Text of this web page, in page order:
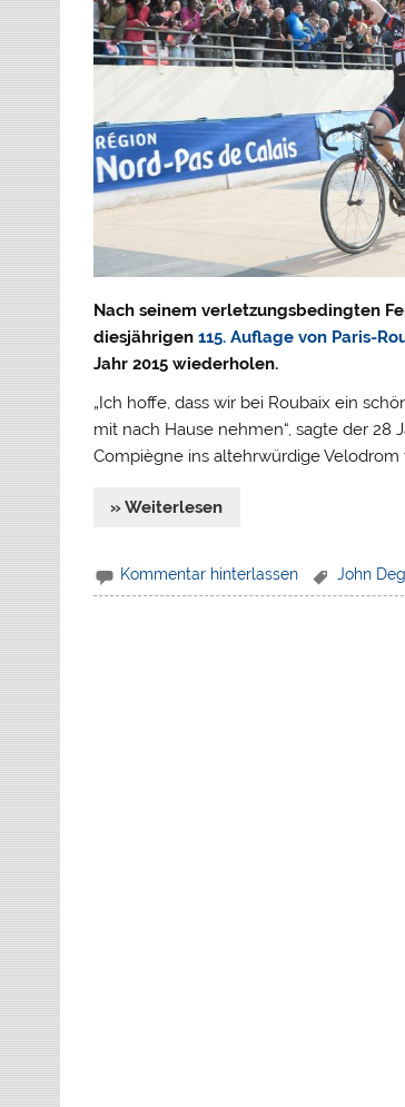
Nach seinem verletzungsbedingten
diesjährigen115. Auflage von Paris-
Jahr 2015 wiederholen.
„Ich hoffe, dass wir bei Roubaix ein
mit nach Hause nehmen“, sagte der
Compiègne ins altehrwürdige
» Weiterlesen
Kommentar hinterlassen John